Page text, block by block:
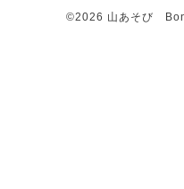
©2026 山あそび